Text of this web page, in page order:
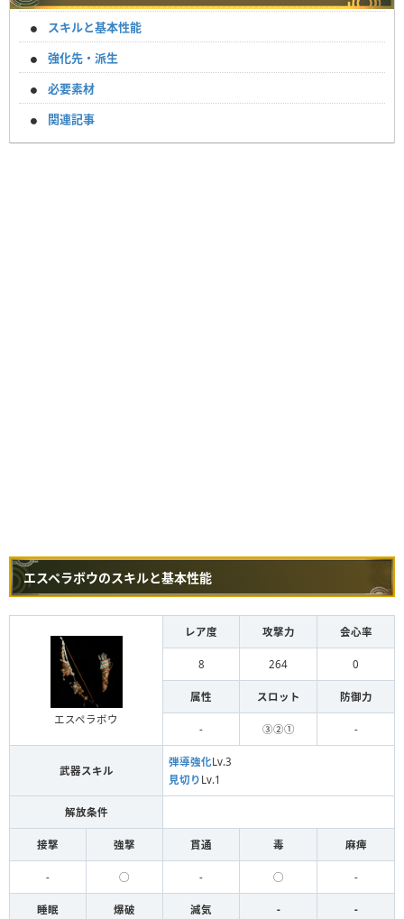
スキルと基本性能
強化先・派生
必要素材
関連記事
エスペラボウのスキルと基本性能
エスペラボウ
レア度 攻撃力 会心率
8 264 0
属性 スロット 防御力
- ③②① -
武器スキル
弾導強化Lv.3
見切り Lv.1
解放条件
接撃 強撃 貫通 毒 麻痺
- ◯ - ◯ -
睡眠 爆破 滅気 - -